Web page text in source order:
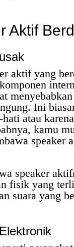
Aktif
aktif yang
Ini
atau
kamu
speaker
speaker
fisik yang
suara yang